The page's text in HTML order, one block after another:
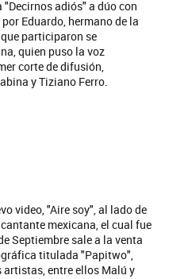
adiós" a dúo con
Eduardo, hermano de la
participaron se
quien puso la voz
corte de difusión,
y Tiziano Ferro.
video, "Aire soy", al lado de
mexicana, el cual fue
Septiembre sale a la venta
titulada "Papitwo",
artistas, entre ellos Malú y